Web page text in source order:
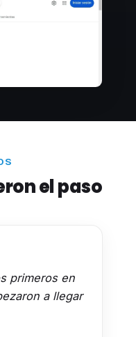
el paso
primeros en
a llegar